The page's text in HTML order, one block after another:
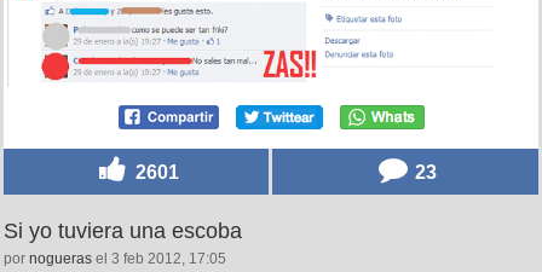
2601 23
Si yo tuviera una escoba
por nogueras el 3 feb 2012, 17:05